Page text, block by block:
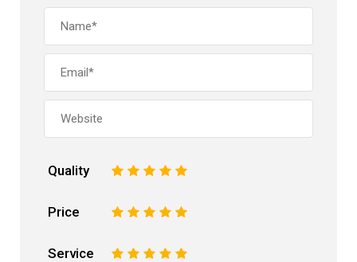
Quality 5
4
3
2
Price 5
4
3
2
Service 5
4
3
2